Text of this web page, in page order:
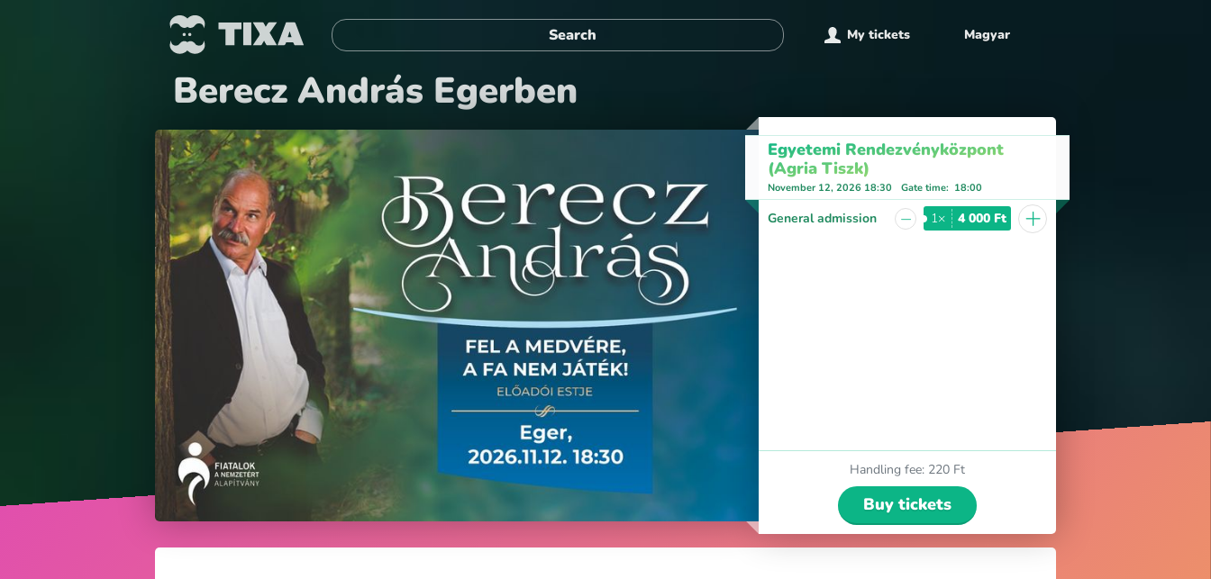
My tickets Magyar
Berecz András Egerben
Egyetemi Rendezvényközpont
(Agria Tiszk)
November 12, 2026 18:30 Gate time: 18:00
General admission − 1× 4 000 Ft +
Handling fee: 220 Ft
Buy tickets